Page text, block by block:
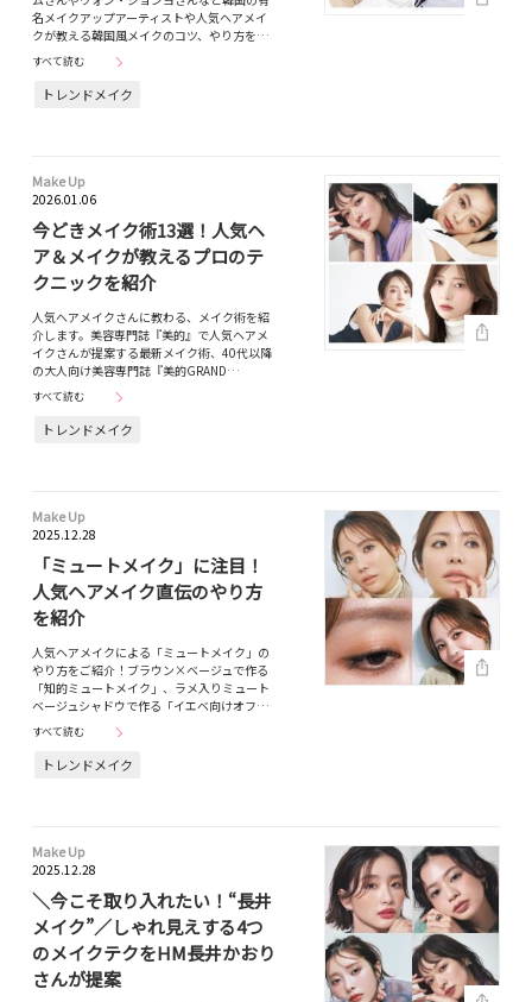
名メイクアップアーティストや人気ヘアメイ
クが教える韓国風メイクのコツ、やり方を…
すべて読む
トレンドメイク
Make Up
2026.01.06
今どきメイク術13選！人気ヘ
ア＆メイクが教えるプロのテ
クニックを紹介
人気へアメイクさんに教わる、メイク術を紹
介します。美容専門誌『美的』で人気ヘアメ
イクさんが提案する最新メイク術、40代以降
の大人向け美容専門誌『美的GRAND…
すべて読む
トレンドメイク
Make Up
2025.12.28
「ミュートメイク」に注目！
人気ヘアメイク直伝のやり方
を紹介
人気ヘアメイクによる「ミュートメイク」の
やり方をご紹介！ブラウン×ベージュで作る
「知的ミュートメイク」、ラメ入りミュート
ベージュシャドウで作る「イエベ向けオフ…
すべて読む
トレンドメイク
Make Up
2025.12.28
＼今こそ取り入れたい！“長井
メイク”／しゃれ見えする4つ
のメイクテクをHM長井かおり
さんが提案